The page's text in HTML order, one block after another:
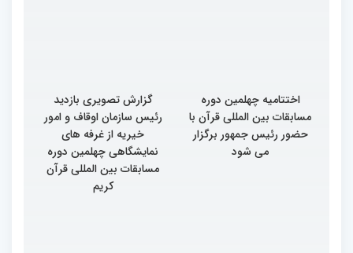
اختتامیه چهلمین دوره
مسابقات بین المللی قرآن با
حضور رئیس جمهور برگزار
می شود
گزارش تصویری بازدید
رئیس سازمان اوقاف و امور
خیریه از غرفه های
نمایشگاهی چهلمین دوره
مسابقات بین المللی قرآن
کریم